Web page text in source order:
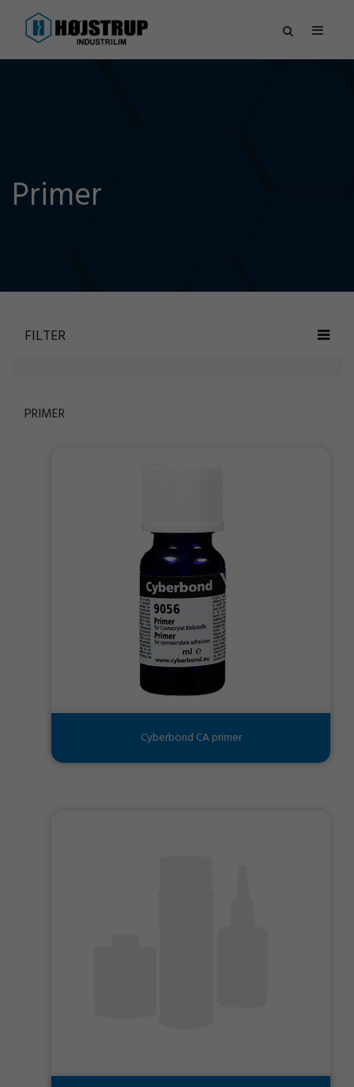
Primer
FILTER
PRIMER
Cyberbond CA primer